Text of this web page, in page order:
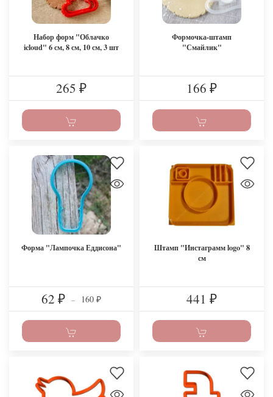
Набор форм "Облачко
icloud" 6 см, 8 см, 10 см, 3 шт
265 ₽
Формочка-штамп
"Смайлик"
166 ₽
Форма "Лампочка Еддисона"
62 ₽ – 160 ₽
Штамп "Инстаграмм logo" 8
см
441 ₽